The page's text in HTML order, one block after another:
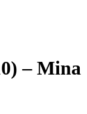
– Mina